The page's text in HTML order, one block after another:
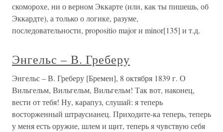
скоморохе, ни о верном Эккарте (или, как ты пишешь, об
Эккардте), а только о логике, разуме,
последовательности, propositio major и minor[135] и т.д.
Энгельс – В. Греберу
Энгельс – В. Греберу [Бремен], 8 октября 1839 г. О
Вильгельм, Вильгельм, Вильгельм! Так вот, наконец,
вести от тебя! Ну, карапуз, слушай: я теперь
восторженный штраусианец. Приходите-ка теперь, теперь
у меня есть оружие, шлем и щит, теперь я чувствую себя